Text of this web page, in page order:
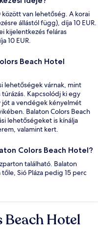
van lehetőség. A korai
állástól függ), díja 10 EUR.
kijelentkezés feláras
10 EUR.
Beach Hotel
lehetőségek várnak, mint
Kapcsolódj ki egy
jót a vendégek kényelmét
Balaton Colors Beach
lehetőségeket is kínálja
valamint kert.
Colors Beach Hotel?
található. Balaton
Sió Pláza pedig 15 perc
Beach Hotel